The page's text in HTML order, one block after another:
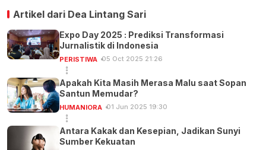
Artikel dari Dea Lintang Sari
Expo Day 2025 : Prediksi Transformasi
Jurnalistik di Indonesia
PERISTIWA 05 Oct 2025 21:26
Apakah Kita Masih Merasa Malu saat Sopan
Santun Memudar?
HUMANIORA 01 Jun 2025 19:30
Antara Kakak dan Kesepian, Jadikan Sunyi
Sumber Kekuatan